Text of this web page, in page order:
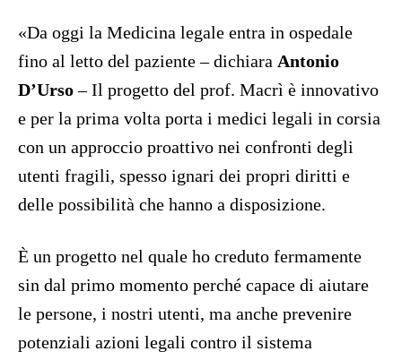
«Da oggi la Medicina legale entra in ospedale
fino al letto del paziente – dichiara Antonio
D’Urso– Il progetto del prof. Macrì è innovativo
e per la prima volta porta i medici legali in corsia
con un approccio proattivo nei confronti degli
utenti fragili, spesso ignari dei propri diritti e
delle possibilità che hanno a disposizione.
È un progetto nel quale ho creduto fermamente
sin dal primo momento perché capace di aiutare
le persone, i nostri utenti, ma anche prevenire
potenziali azioni legali contro il sistema